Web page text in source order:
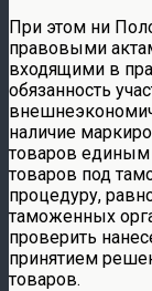
При этом ни
правовыми
входящими в
обязанность
наличие
товаров
товаров под
процедуру,
таможенных
проверить
принятием
товаров.